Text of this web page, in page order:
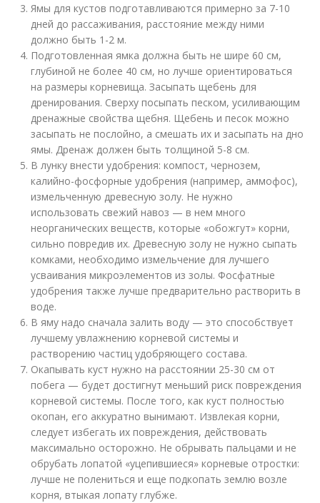
Ямы для кустов подготавливаются примерно за 7-10
дней до рассаживания, расстояние между ними
должно быть 1-2 м.
Подготовленная ямка должна быть не шире 60 см,
глубиной не более 40 см, но лучше ориентироваться
на размеры корневища. Засыпать щебень для
дренирования. Сверху посыпать песком, усиливающим
дренажные свойства щебня. Щебень и песок можно
засыпать не послойно, а смешать их и засыпать на дно
ямы. Дренаж должен быть толщиной 5-8 см.
В лунку внести удобрения: компост, чернозем,
калийно-фосфорные удобрения (например, аммофос),
измельченную древесную золу. Не нужно
использовать свежий навоз — в нем много
неорганических веществ, которые «обожгут» корни,
сильно повредив их. Древесную золу не нужно сыпать
комками, необходимо измельчение для лучшего
усваивания микроэлементов из золы. Фосфатные
удобрения также лучше предварительно растворить в
воде.
В яму надо сначала залить воду — это способствует
лучшему увлажнению корневой системы и
растворению частиц удобряющего состава.
Окапывать куст нужно на расстоянии 25-30 см от
побега — будет достигнут меньший риск повреждения
корневой системы. После того, как куст полностью
окопан, его аккуратно вынимают. Извлекая корни,
следует избегать их повреждения, действовать
максимально осторожно. Не обрывать пальцами и не
обрубать лопатой «уцепившиеся» корневые отростки:
лучше не полениться и еще подкопать землю возле
корня, втыкая лопату глубже.